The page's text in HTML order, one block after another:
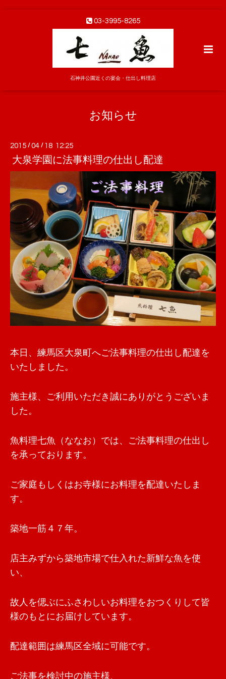
03-3995-8265
石神井公園近くの宴会・仕出し料理店
お知らせ
2015 /04 / 18 12:25
大泉学園に法事料理の仕出し配達
本日、練馬区大泉町へご法事料理の仕出し配達を
いたしました。
施主様、ご利用いただき誠にありがとうございま
した。
魚料理七魚（ななお）では、ご法事料理の仕出し
を承っております。
ご家庭もしくはお寺様にお料理を配達いたしま
す。
築地一筋４７年。
店主みずから築地市場で仕入れた新鮮な魚を使
い、
故人を偲ぶにふさわしいお料理をおつくりして皆
様のもとにお届けしています。
配達範囲は練馬区全域に可能です。
ご法事を検討中の施主様、